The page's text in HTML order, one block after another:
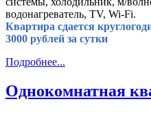
водонагреватель, TV, Wi-Fi.
Квартира сдается
3000 рублей за сутки
Подробнее...
Однокомнатная